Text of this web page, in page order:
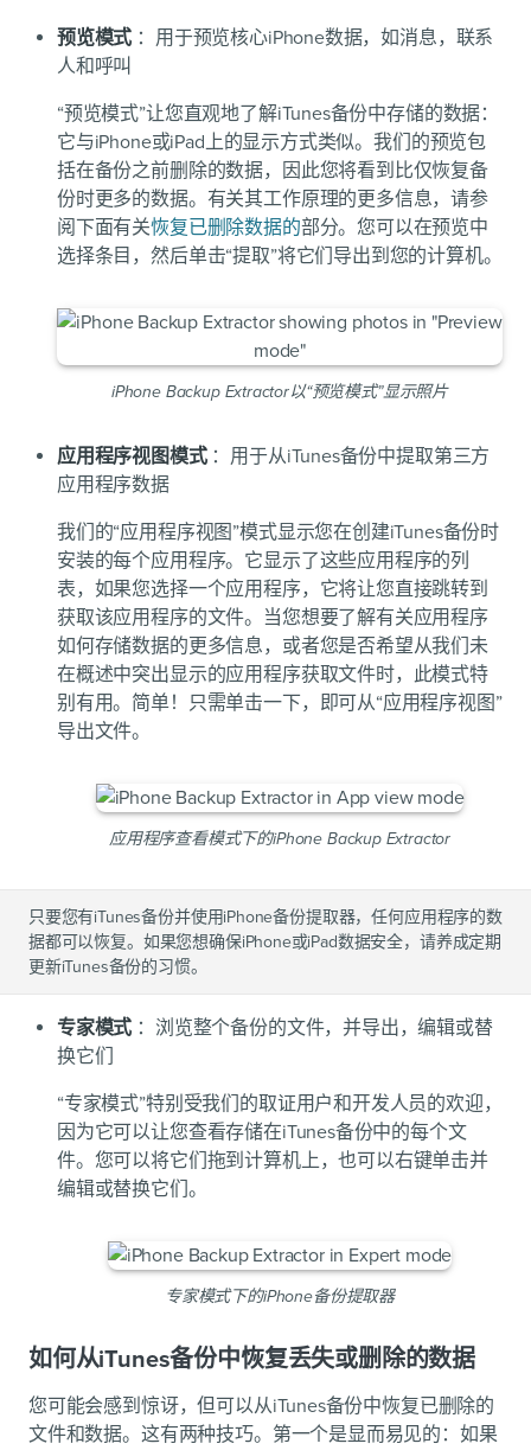
预览模式 ：用于预览核心iPhone数据，如消息，联系
人和呼叫
“预览模式”让您直观地了解iTunes备份中存储的数据：
它与iPhone或iPad上的显示方式类似。我们的预览包
括在备份之前删除的数据，因此您将看到比仅恢复备
份时更多的数据。有关其工作原理的更多信息，请参
阅下面有关恢复已删除数据的部分。您可以在预览中
选择条目，然后单击“提取”将它们导出到您的计算机。
iPhone Backup Extractor以“预览模式”显示照片
应用程序视图模式：用于从iTunes备份中提取第三方
应用程序数据
我们的“应用程序视图”模式显示您在创建iTunes备份时
安装的每个应用程序。它显示了这些应用程序的列
表，如果您选择一个应用程序，它将让您直接跳转到
获取该应用程序的文件。当您想要了解有关应用程序
如何存储数据的更多信息，或者您是否希望从我们未
在概述中突出显示的应用程序获取文件时，此模式特
别有用。简单！只需单击一下，即可从“应用程序视图”
导出文件。
应用程序查看模式下的iPhone Backup Extractor
只要您有iTunes备份并使用iPhone备份提取器，任何应用程序的数
据都可以恢复。如果您想确保iPhone或iPad数据安全，请养成定期
更新iTunes备份的习惯。
专家模式 ：浏览整个备份的文件，并导出，编辑或替
换它们
“专家模式”特别受我们的取证用户和开发人员的欢迎，
因为它可以让您查看存储在iTunes备份中的每个文
件。您可以将它们拖到计算机上，也可以右键单击并
编辑或替换它们。
专家模式下的iPhone备份提取器
如何从iTunes备份中恢复丢失或删除的数据
您可能会感到惊讶，但可以从iTunes备份中恢复已删除的
文件和数据。这有两种技巧。第一个是显而易见的：如果